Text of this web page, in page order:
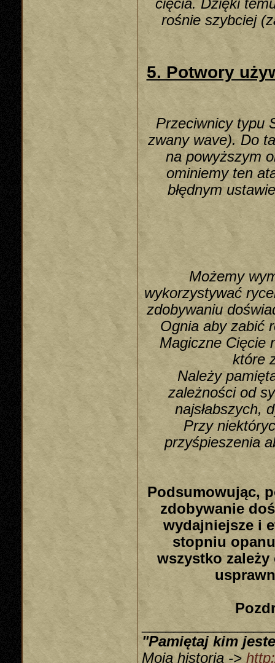
cięcia. Dzięki
rośnie szybciej
5. Potwory
Przeciwnicy typu
zwany wave). Do
na powyższym
ominiemy ten
błędnym
Możemy
wykorzystywać
zdobywaniu
Ognia aby zabić
Magiczne Cięcie
które
Należy
zależności od
najsłabszych,
Przy
przyśpieszenia
Podsumowując,
zdobywanie
wydajniejsze i
stopniu
wszystko
"Pamiętaj kim
Moja historia ->